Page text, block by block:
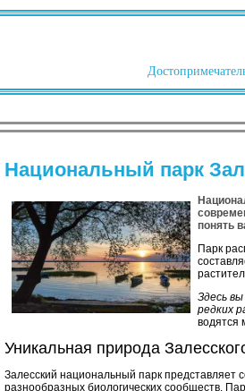
Национальный парк
понять
Парк
Здесь
редких
водятся
Уникальная природа
Залесский национальный парк представляет
разнообразных биологических сообществ.